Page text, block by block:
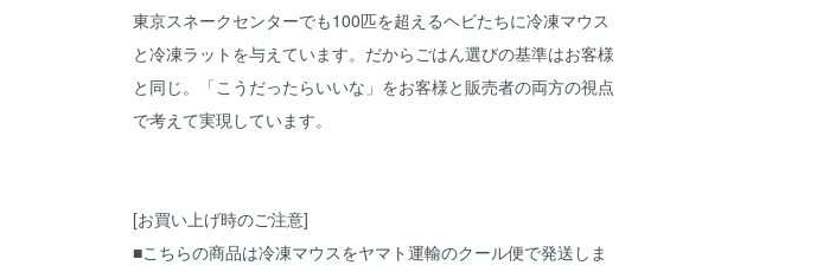
東京スネークセンターでも100匹を超えるヘビたちに冷凍マウス
と冷凍ラットを与えています。だからごはん選びの基準はお客様
と同じ。「こうだったらいいな」をお客様と販売者の両方の視点
で考えて実現しています。
[お買い上げ時のご注意]
■こちらの商品は冷凍マウスをヤマト運輸のクール便で発送しま